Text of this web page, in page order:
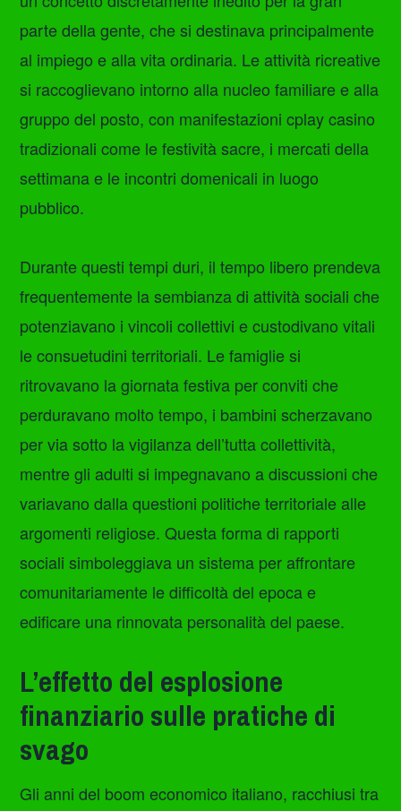
parte della gente, che si destinava principalmente
al impiego e alla vita ordinaria. Le attività ricreative
si raccoglievano intorno alla nucleo familiare e alla
gruppo del posto, con manifestazioni cplay casino
tradizionali come le festività sacre, i mercati della
settimana e le incontri domenicali in luogo
pubblico.
Durante questi tempi duri, il tempo libero prendeva
frequentemente la sembianza di attività sociali che
potenziavano i vincoli collettivi e custodivano vitali
le consuetudini territoriali. Le famiglie si
ritrovavano la giornata festiva per conviti che
perduravano molto tempo, i bambini scherzavano
per via sotto la vigilanza dell’tutta collettività,
mentre gli adulti si impegnavano a discussioni che
variavano dalla questioni politiche territoriale alle
argomenti religiose. Questa forma di rapporti
sociali simboleggiava un sistema per affrontare
comunitariamente le difficoltà del epoca e
edificare una rinnovata personalità del paese.
L’effetto del esplosione
finanziario sulle pratiche di
svago
Gli anni del boom economico italiano, racchiusi tra